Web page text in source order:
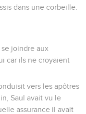
dans une corbeille.
joindre aux
car ils ne croyaient
vers les apôtres
Saul avait vu le
assurance il avait